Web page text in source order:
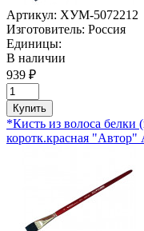
Артикул: ХУМ-5072212
Изготовитель: Россия
Единицы:
В наличии
939 ₽
Купить
*Кисть из волоса
коротк.красная